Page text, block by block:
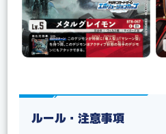
ルール・注意事項